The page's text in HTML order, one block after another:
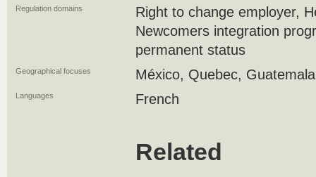
Regulation domains
Right to change employer,
Newcomers integration
permanent status
Geographical focuses México, Quebec,
Languages French
Related